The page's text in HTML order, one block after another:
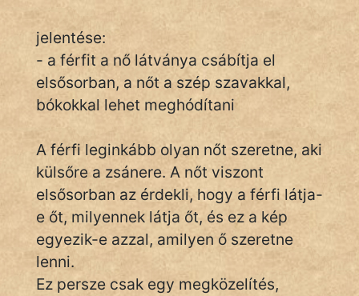
Tréfás
SZÓLÁS
És
KÖZMONDÁS
PSZICHO
ZENE
jelentése:
- a férfit a nő látványa csábítja el
elsősorban, a nőt a szép szavakkal,
bókokkal lehet meghódítani
A férfi leginkább olyan nőt szeretne, aki
külsőre a zsánere. A nőt viszont
elsősorban az érdekli, hogy a férfi látja-
e őt, milyennek látja őt, és ez a kép
egyezik-e azzal, amilyen ő szeretne
lenni.
Ez persze csak egy megközelítés,